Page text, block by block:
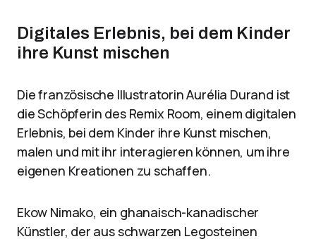
Digitales Erlebnis, bei dem Kinder
ihre Kunst mischen
Die französische Illustratorin Aurélia Durand ist
die Schöpferin des Remix Room, einem digitalen
Erlebnis, bei dem Kinder ihre Kunst mischen,
malen und mit ihr interagieren können, um ihre
eigenen Kreationen zu schaffen.
Ekow Nimako, ein ghanaisch-kanadischer
Künstler, der aus schwarzen Legosteinen